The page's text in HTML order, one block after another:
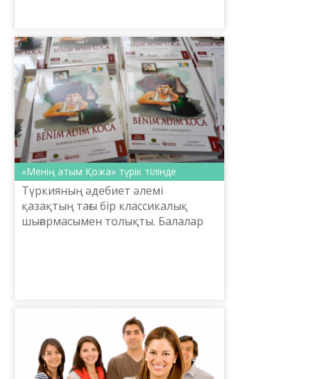
«Менің атым Қожа» түрік тілінде
Түркияның әдебиет әлемі
қазақтың тағы бір классикалық
шығармасымен толықты. Балалар